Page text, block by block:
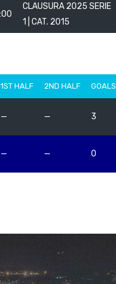
CLAUSURA 2025 SERIE
1 | CAT. 2015
1ST HALF 2ND HALF GOALS
— — 3
— — 0